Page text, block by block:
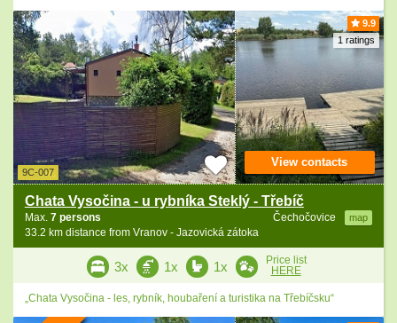
9.9
1 ratings
9C-007
Chata Vysočina - u rybníka Steklý - Třebíč
Čechočovice map
Max. 7 persons
33.2 km distance from Vranov - Jazovická zátoka
View contacts
3x 1x 1x
Price list
HERE
„Chata Vysočina - les, rybník, houbaření a turistika na Třebíčsku“